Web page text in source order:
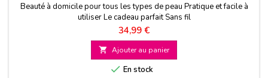
Beauté à domicile pour tous les types de peau Pratique et facile à
utiliser Le cadeau parfait Sans fil
Prix
34,99 €
 Ajouter au panier
 En stock